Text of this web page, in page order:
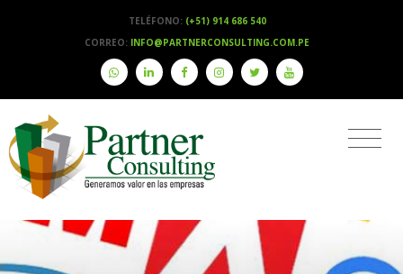
TELÉFONO: (+51) 914 686 540
CORREO: INFO@PARTNERCONSULTING.COM.PE